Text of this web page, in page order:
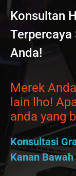
Konsultan
Anda!
Merek
lain lho!
anda yang
Konsultasi
Kanan Bawah